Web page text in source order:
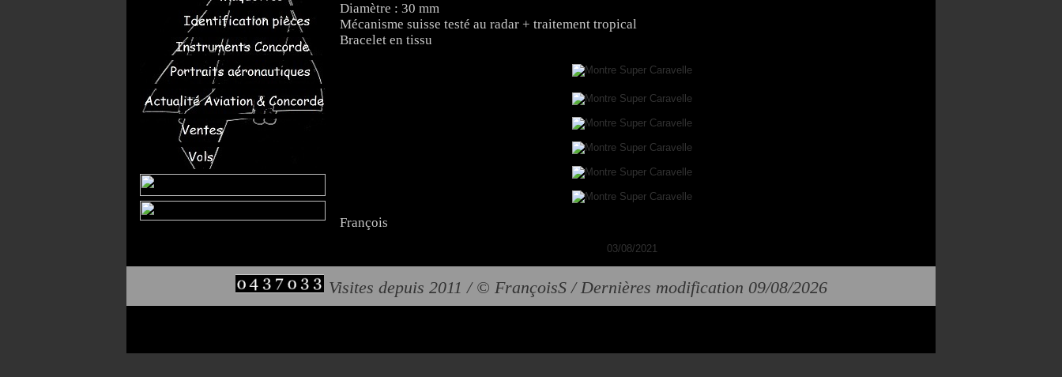
Diamètre : 30 mm
Mécanisme suisse testé au radar + traitement tropical
Bracelet en tissu
François
03/08/2021
Visites depuis 2011 / © FrançoisS / Dernières modification 09/08/2026